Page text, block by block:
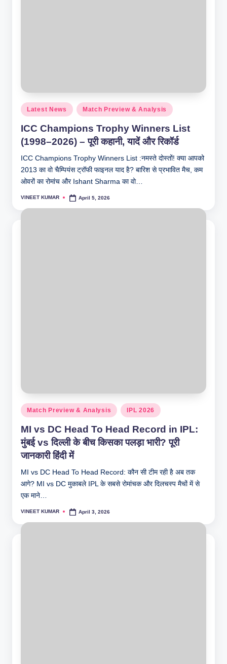
Posted
in
Latest News Match Preview & Analysis
ICC Champions Trophy Winners List
(1998–2026) – पूरी कहानी, यादें और रिकॉर्ड
ICC Champions Trophy Winners List :नमस्ते दोस्तों! क्या आपको
2013 का वो चैम्पियंस ट्रॉफी फाइनल याद है? बारिश से प्रभावित मैच, कम
ओवरों का रोमांच और Ishant Sharma का वो…
Posted
VINEET KUMAR April 5, 2026
Posted
in
Match Preview & Analysis IPL 2026
MI vs DC Head To Head Record in IPL:
मुंबई vs दिल्ली के बीच किसका पलड़ा भारी? पूरी
जानकारी हिंदी में
MI vs DC Head To Head Record: कौन सी टीम रही है अब तक
आगे? MI vs DC मुकाबले IPL के सबसे रोमांचक और दिलचस्प मैचों में से
एक माने…
Posted
VINEET KUMAR April 3, 2026